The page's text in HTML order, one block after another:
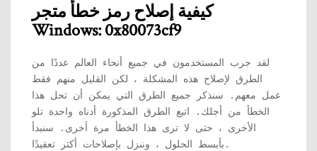
كيفية إصلاح رمز خطأ متجر
Windows: 0x80073cf9
لقد جرب المستخدمون في جميع أنحاء العالم عددًا من
الطرق لإصلاح هذه المشكلة ، لكن القليل منهم فقط
عمل معهم. سنذكر جميع الطرق التي يمكن أن تحل هذا
الخطأ من أجلك. اتبع الطرق المذكورة أدناه واحدة تلو
الأخرى ، حتى لا ترى هذا الخطأ مرة أخرى. سنبدأ
بأبسط الحلول ، وننزل بإصلاحات أكثر تعقيدًا.